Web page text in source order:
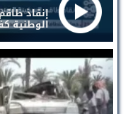
إنقاذ
الوطنية